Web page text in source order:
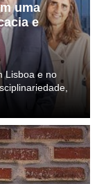
uma
e
Lisboa e no